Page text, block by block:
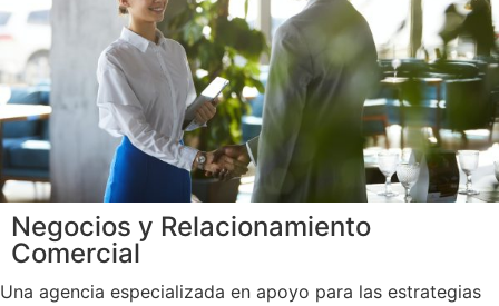
Negocios y Relacionamiento
Comercial
Una agencia especializada en apoyo para las estrategias